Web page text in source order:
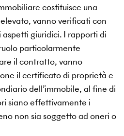
costituisce una
vanno verificati con
giuridici. I rapporti di
particolarmente
il contratto, vanno
il certificato di proprietà e
dell’immobile, al fine di
siano effettivamente i
non sia soggetto ad oneri o